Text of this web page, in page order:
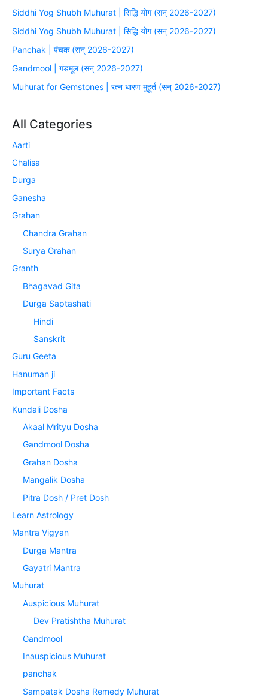
Siddhi Yog Shubh Muhurat | सिद्धि योग (सन् 2026-2027)
Siddhi Yog Shubh Muhurat | सिद्धि योग (सन् 2026-2027)
Panchak | पंचक (सन् 2026-2027)
Gandmool | गंडमूल (सन् 2026-2027)
Muhurat for Gemstones | रत्न धारण मुहूर्त (सन् 2026-2027)
All Categories
Aarti
Chalisa
Durga
Ganesha
Grahan
Chandra Grahan
Surya Grahan
Granth
Bhagavad Gita
Durga Saptashati
Hindi
Sanskrit
Guru Geeta
Hanuman ji
Important Facts
Kundali Dosha
Akaal Mrityu Dosha
Gandmool Dosha
Grahan Dosha
Mangalik Dosha
Pitra Dosh / Pret Dosh
Learn Astrology
Mantra Vigyan
Durga Mantra
Gayatri Mantra
Muhurat
Auspicious Muhurat
Dev Pratishtha Muhurat
Gandmool
Inauspicious Muhurat
panchak
Sampatak Dosha Remedy Muhurat